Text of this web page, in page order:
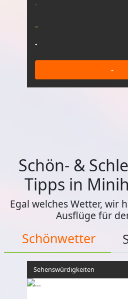
-
-
-
-
Schön- &
Tipps in
Egal welches Wetter, wir
Ausflüge für
Schönwetter
Sehenswürdigkeiten